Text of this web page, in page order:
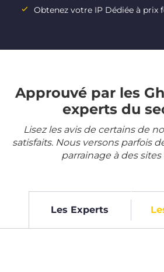
Obtenez votre IP Dédiée à prix
Approuvé par les
experts du
Lisez les avis de certains de
satisfaits. Nous versons parfois
parrainage à des sites
Les Experts